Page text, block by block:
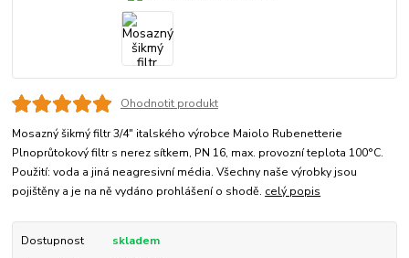
Ohodnotit produkt
Mosazný šikmý filtr 3/4" italského výrobce Maiolo Rubenetterie
Plnoprůtokový filtr s nerez sítkem, PN 16, max. provozní teplota 100°C.
Použití: voda a jiná neagresivní média. Všechny naše výrobky jsou
pojištěny a je na ně vydáno prohlášení o shodě. celý popis
Dostupnost
skladem